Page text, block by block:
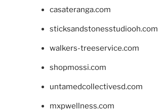
casateranga.com
sticksandstonesstudiooh.com
walkers-treeservice.com
shopmossi.com
untamedcollectivesd.com
mxpwellness.com